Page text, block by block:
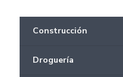
Construcción
Droguería